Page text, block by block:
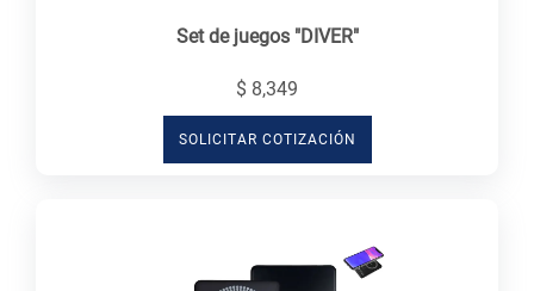
Set de juegos "DIVER"
$ 8,349
SOLICITAR COTIZACIÓN